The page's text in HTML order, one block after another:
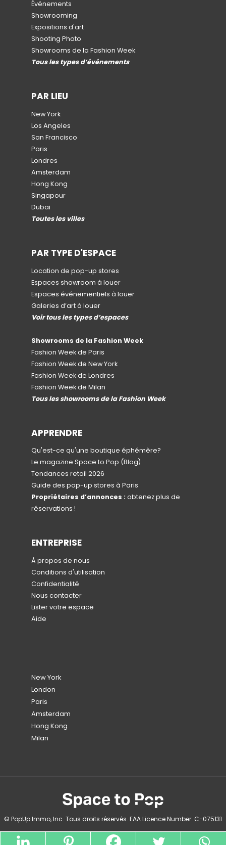
Événements
Showrooming
Expositions d'art
Shooting Photo
Showrooms de la Fashion Week
Tous les types d’événements
PAR LIEU
New York
Los Angeles
San Francisco
Paris
Londres
Amsterdam
Hong Kong
Singapour
Dubai
Toutes les villes
PAR TYPE D'ESPACE
Location de pop-up stores
Espaces showroom à louer
Espaces événementiels à louer
Galeries d’art à louer
Voir tous les types d’espaces
Showrooms de la Fashion Week
Fashion Week de Paris
Fashion Week de New York
Fashion Week de Londres
Fashion Week de Milan
Tous les showrooms de la Fashion Week
APPRENDRE
Qu'est-ce qu'une boutique éphémère?
Le magazine Space to Pop (Blog)
Tendances retail 2026
Guide des pop-up stores à Paris
Propriétaires d’annonces : obtenez plus de
réservations !
ENTREPRISE
À propos de nous
Conditions d'utilisation
Confidentialité
Nous contacter
Lister votre espace
Aide
New York
London
Paris
Amsterdam
Hong Kong
Milan
© PopUp Immo, Inc. Tous droits réservés. EAA Licence Number: C-075131